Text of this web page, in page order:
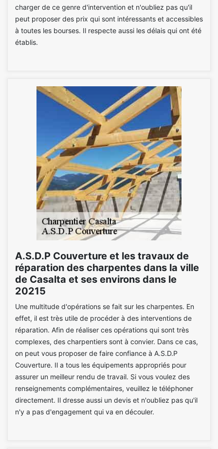
charger de ce genre d'intervention et n'oubliez pas qu'il
peut proposer des prix qui sont intéressants et accessibles
à toutes les bourses. Il respecte aussi les délais qui ont été
établis.
A.S.D.P Couverture et les travaux de
réparation des charpentes dans la ville
de Casalta et ses environs dans le
20215
Une multitude d'opérations se fait sur les charpentes. En
effet, il est très utile de procéder à des interventions de
réparation. Afin de réaliser ces opérations qui sont très
complexes, des charpentiers sont à convier. Dans ce cas,
on peut vous proposer de faire confiance à A.S.D.P
Couverture. Il a tous les équipements appropriés pour
assurer un meilleur rendu de travail. Si vous voulez des
renseignements complémentaires, veuillez le téléphoner
directement. Il dresse aussi un devis et n'oubliez pas qu'il
n'y a pas d'engagement qui va en découler.